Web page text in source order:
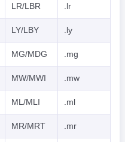
LR/LBR .lr
LY/LBY .ly
MG/MDG .mg
MW/MWI .mw
ML/MLI .ml
MR/MRT .mr